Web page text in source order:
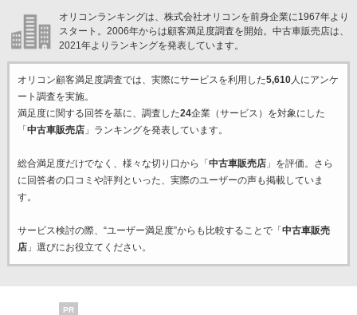
オリコンランキングは、株式会社オリコンを前身企業に1967年より
スタート。2006年からは顧客満足度調査を開始。中古車販売店は、
2021年よりランキングを発表しています。
オリコン顧客満足度調査では、実際にサービスを利用した5,610人にアンケ
ート調査を実施。
満足度に関する回答を基に、調査した24企業（サービス）を対象にした
「中古車販売店」ランキングを発表しています。
総合満足度だけでなく、様々な切り口から「中古車販売店」を評価。さら
に回答者の口コミや評判といった、実際のユーザーの声も掲載していま
す。
サービス検討の際、“ユーザー満足度”からも比較することで「中古車販売
店」選びにお役立てください。
PR